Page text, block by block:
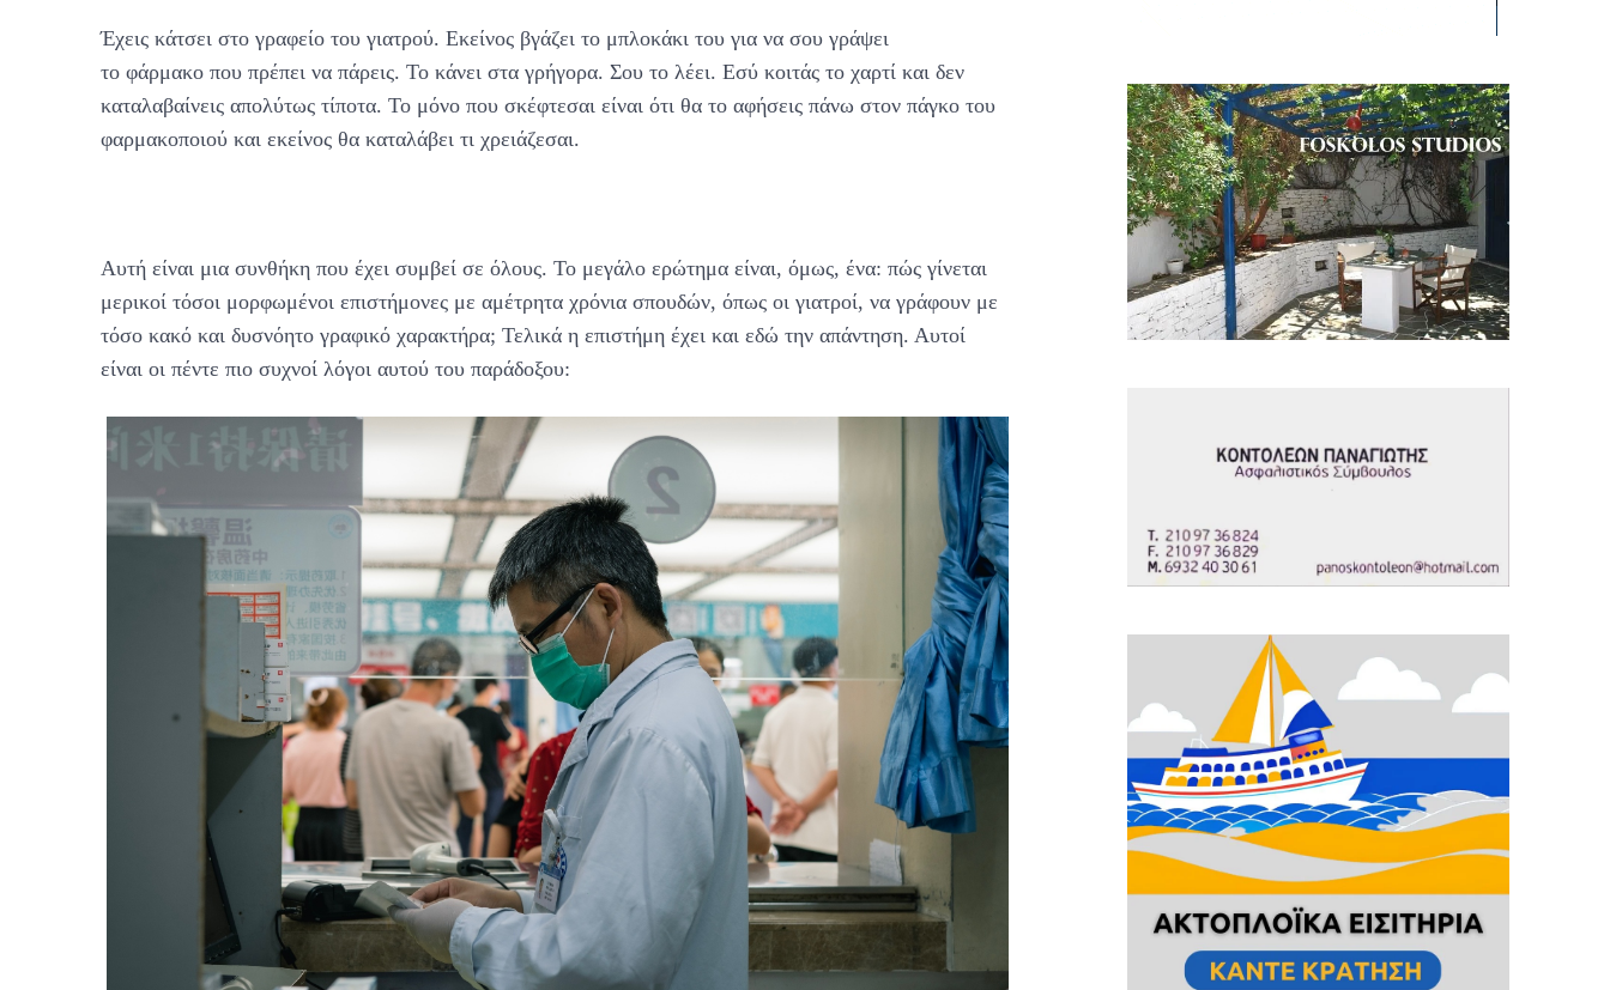
Έχεις κάτσει στο γραφείο του γιατρού. Εκείνος βγάζει το μπλοκάκι του για να σου γράψει
το φάρμακο που πρέπει να πάρεις. Το κάνει στα γρήγορα. Σου το λέει. Εσύ κοιτάς το χαρτί και δεν
καταλαβαίνεις απολύτως τίποτα. Το μόνο που σκέφτεσαι είναι ότι θα το αφήσεις πάνω στον πάγκο του
φαρμακοποιού και εκείνος θα καταλάβει τι χρειάζεσαι.
Αυτή είναι μια συνθήκη που έχει συμβεί σε όλους. Το μεγάλο ερώτημα είναι, όμως, ένα: πώς γίνεται
μερικοί τόσοι μορφωμένοι επιστήμονες με αμέτρητα χρόνια σπουδών, όπως οι γιατροί, να γράφουν με
τόσο κακό και δυσνόητο γραφικό χαρακτήρα; Τελικά η επιστήμη έχει και εδώ την απάντηση. Αυτοί
είναι οι πέντε πιο συχνοί λόγοι αυτού του παράδοξου: